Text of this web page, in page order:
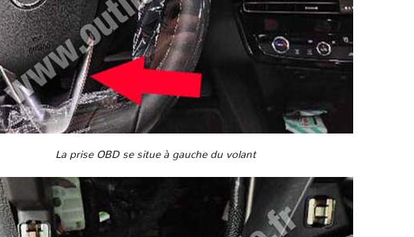
La prise OBD se situe à gauche du volant